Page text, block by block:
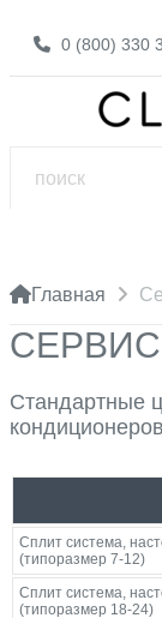
0 (800) 330
Главная
СЕРВИС
Стандартные
Сплит система,
(типоразмер 7-12)
Сплит система,
(типоразмер 18-24)